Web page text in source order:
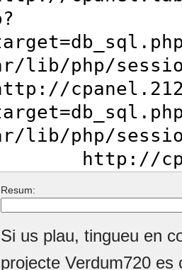
Resum:
Si us plau, tingueu en
projecte Verdum720